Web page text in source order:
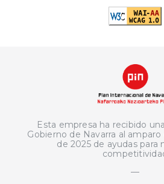
Esta empresa ha recibido
Gobierno de Navarra al
de 2025 de ayudas para
—